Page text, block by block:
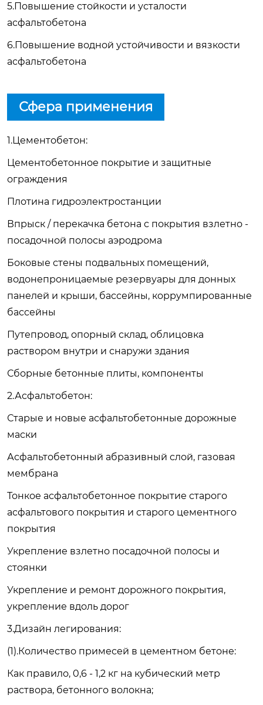
5.Повышение стойкости и усталости
асфальтобетона
6.Повышение водной устойчивости и вязкости
асфальтобетона
Сфера применения
1.Цементобетон:
Цементобетонное покрытие и защитные
ограждения
Плотина гидроэлектростанции
Впрыск / перекачка бетона с покрытия взлетно -
посадочной полосы аэродрома
Боковые стены подвальных помещений,
водонепроницаемые резервуары для донных
панелей и крыши, бассейны, коррумпированные
бассейны
Путепровод, опорный склад, облицовка
раствором внутри и снаружи здания
Сборные бетонные плиты, компоненты
2.Асфальтобетон:
Старые и новые асфальтобетонные дорожные
маски
Асфальтобетонный абразивный слой, газовая
мембрана
Тонкое асфальтобетонное покрытие старого
асфальтового покрытия и старого цементного
покрытия
Укрепление взлетно посадочной полосы и
стоянки
Укрепление и ремонт дорожного покрытия,
укрепление вдоль дорог
3.Дизайн легирования:
(1).Количество примесей в цементном бетоне:
Как правило, 0,6 - 1,2 кг на кубический метр
раствора, бетонного волокна;